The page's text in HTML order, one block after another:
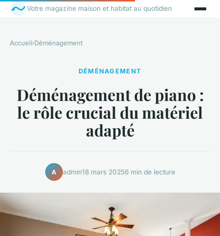
Votre magazine maison et habitat au quotidien
Accueil›Déménagement
DÉMÉNAGEMENT
Déménagement de piano :
le rôle crucial du matériel
adapté
A admin18 mars 20256 min de lecture